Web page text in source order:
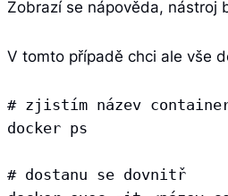
Zobrazí se nápověda, nástroj
V tomto případě chci ale vše
# zjistím název
docker ps
# dostanu se dovnitř